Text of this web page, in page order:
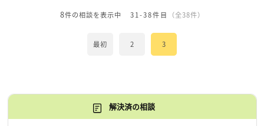
8件の相談を表示中 31-38件目 （全38件）
最初 2 3
解決済の相談